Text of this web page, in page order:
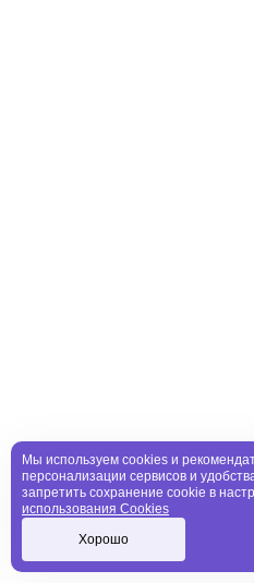
Мы используем cookies и
персонализации сервисов и
запретить сохранение cookie в
использования Cookies
Хорошо